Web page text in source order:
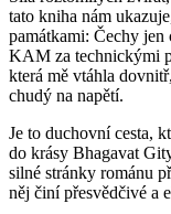
tato kniha nám
památkami: Čechy
KAM za technickými
která mě vtáhla
chudý na napětí.
Je to duchovní cesta,
do krásy Bhagavat
silné stránky románu
něj činí přesvědčivé a